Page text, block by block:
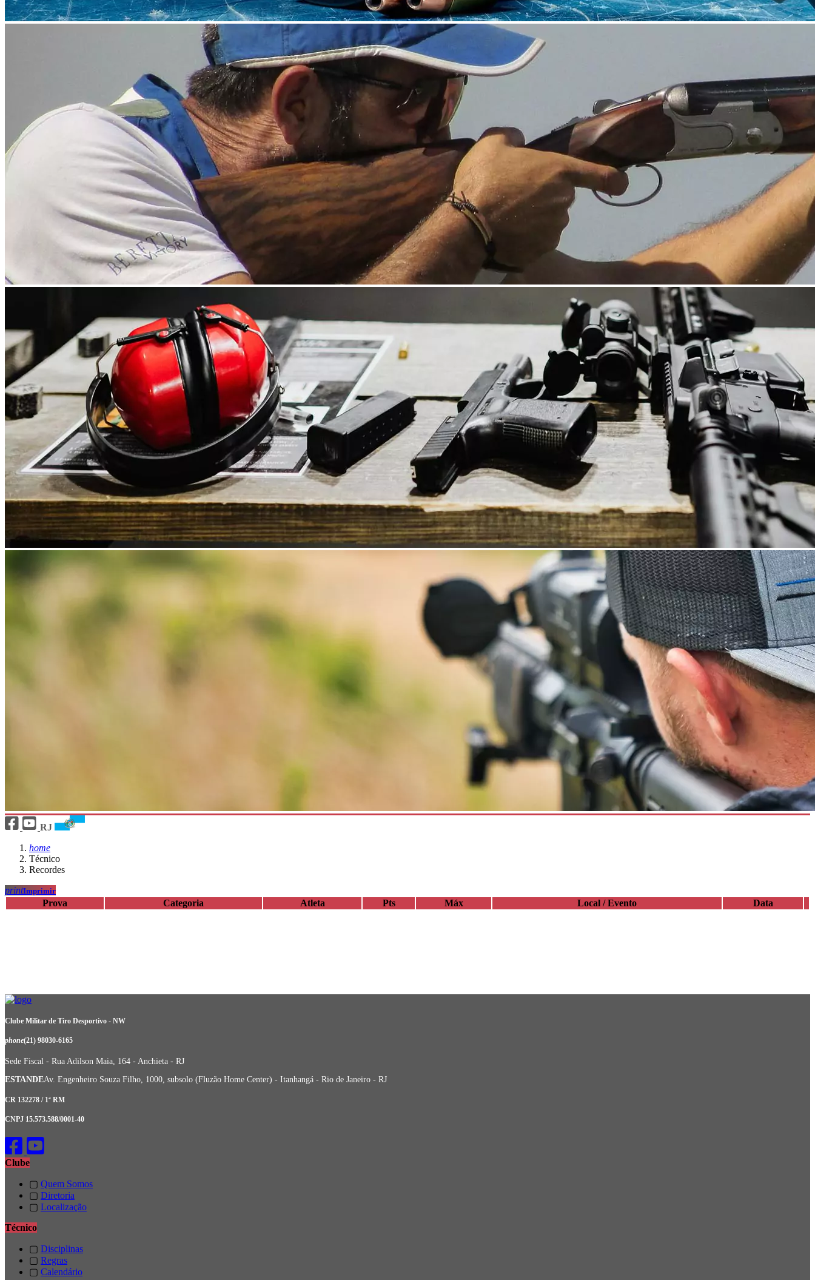
RJ
home
Técnico
Recordes
printImprimir
Prova Categoria Atleta Pts Máx Local / Evento Data
Clube Militar de Tiro Desportivo - NW
phone(21) 98030-6165
Sede Fiscal - Rua Adilson Maia, 164 - Anchieta - RJ
ESTANDEAv. Engenheiro Souza Filho, 1000, subsolo (Fluzão Home Center) - Itanhangá - Rio de Janeiro - RJ
CR 132278 / 1ª RM
CNPJ 15.573.588/0001-40
Clube
▢ Quem Somos
▢ Diretoria
▢ Localização
Técnico
▢ Disciplinas
▢ Regras
▢ Calendário